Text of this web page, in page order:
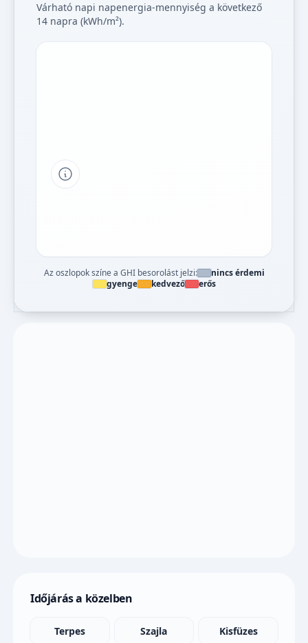
Várható napi napenergia-mennyiség a következő
14 napra (kWh/m²).
Tipp a grafikon jelmagyarázatához
Az oszlopok színe a GHI besorolást jelzi:
nincs érdemi
gyenge
kedvező erős
Időjárás a közelben
Terpes Szajla Kisfüzes